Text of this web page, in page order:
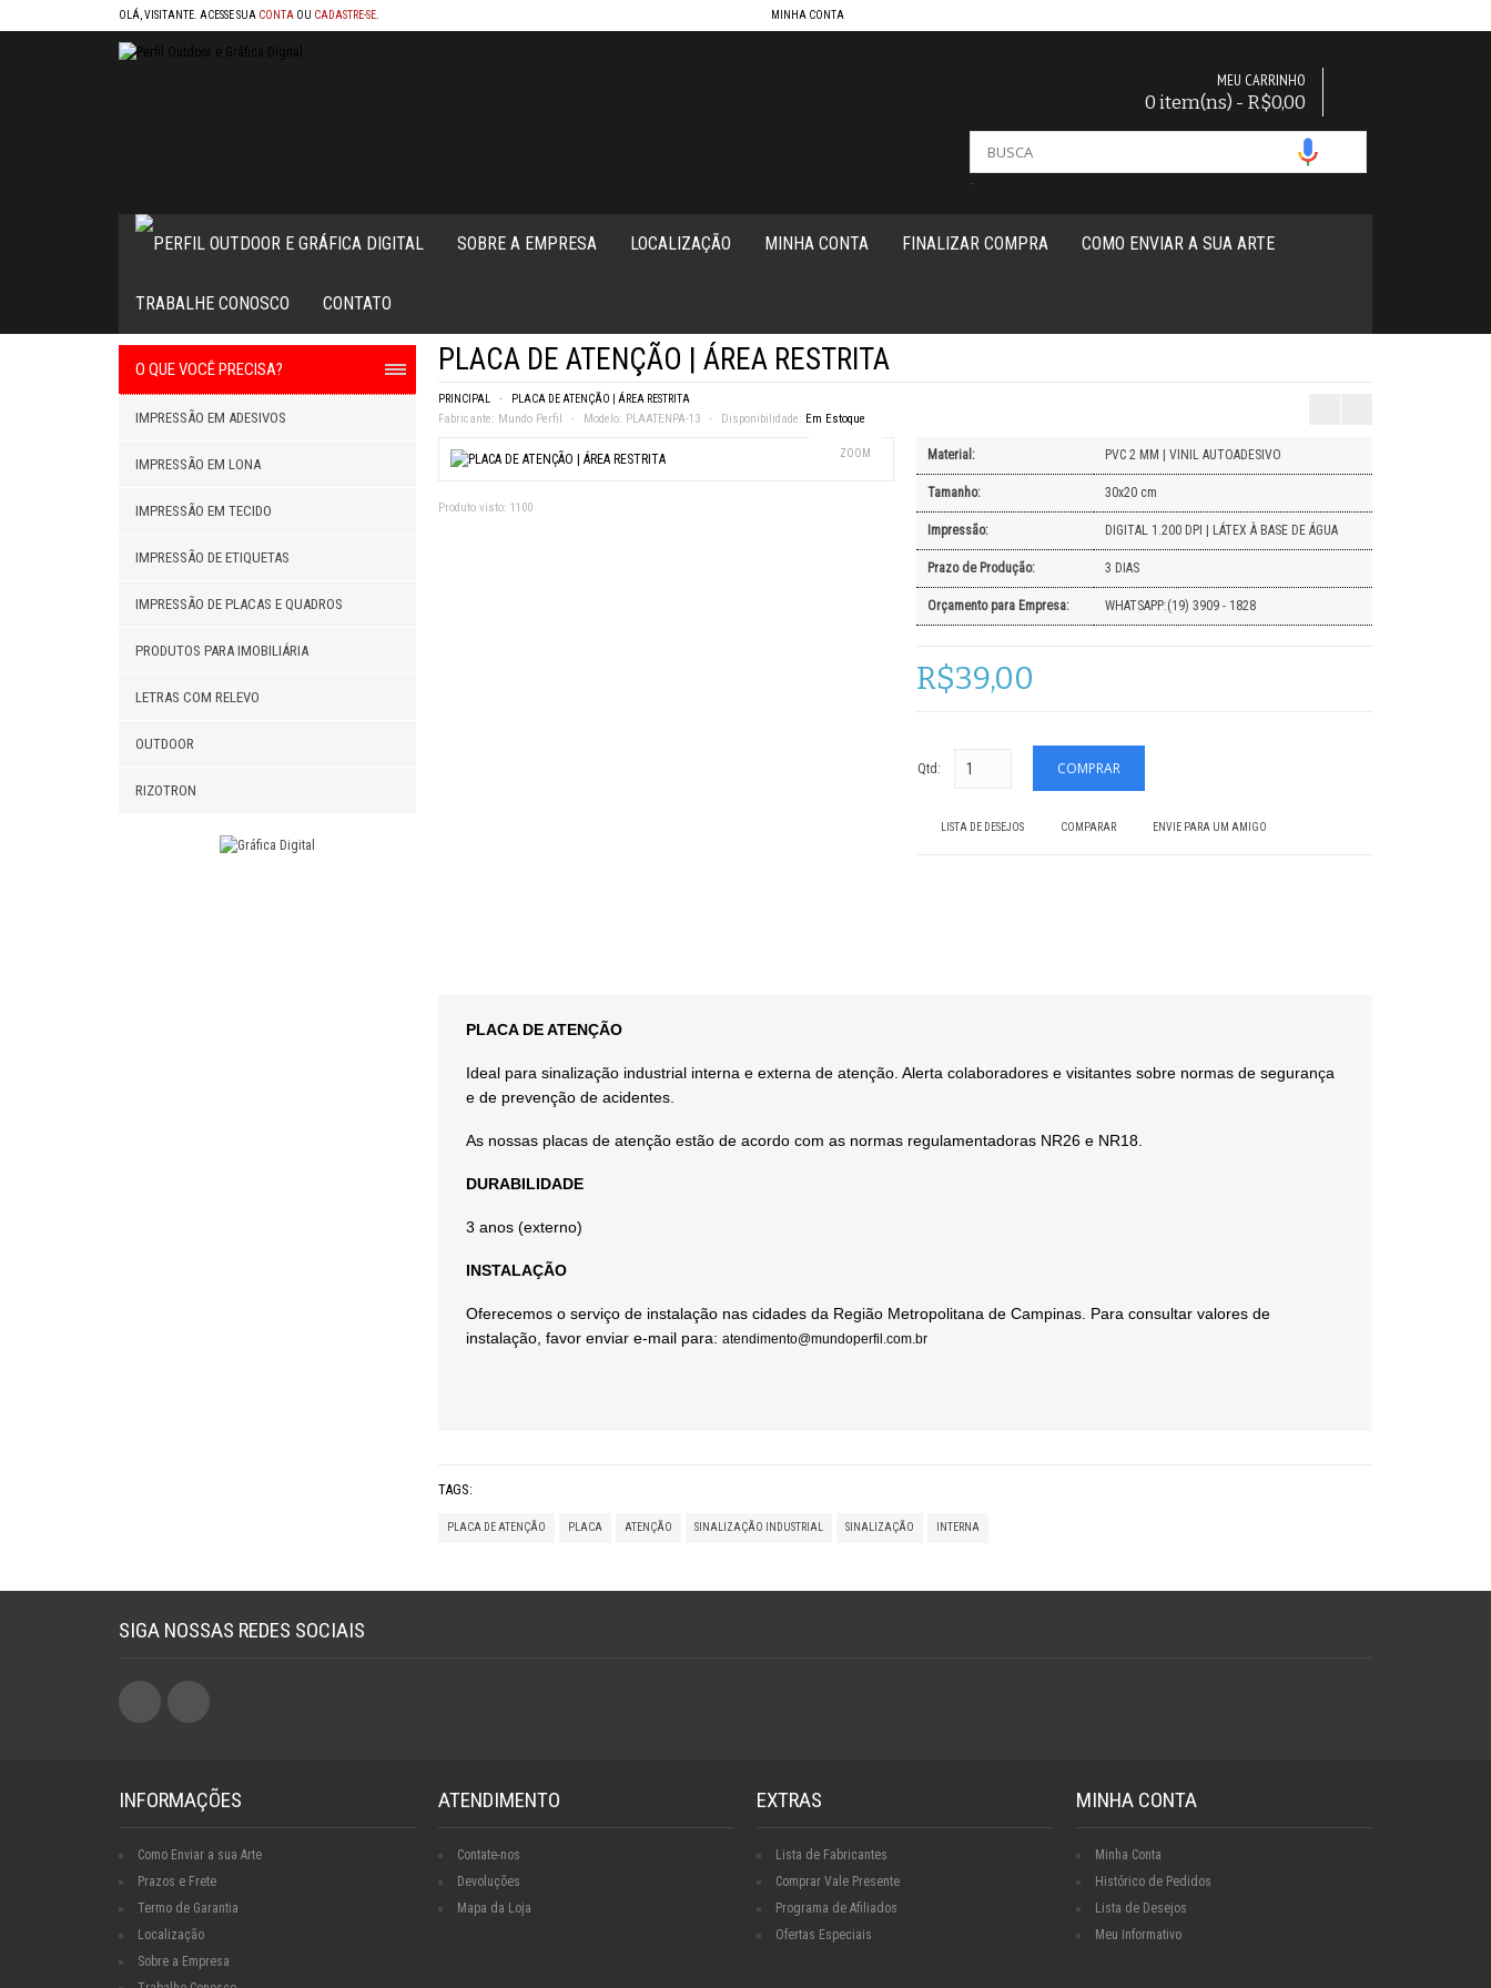
OLÁ, VISITANTE. ACESSE SUA CONTA OU CADASTRE-SE MINHA CONTA
MEU CARRINHO
0 item(ns) - R$0,00
-
SOBRE A EMPRESA LOCALIZAÇÃO MINHA CONTA FINALIZAR COMPRA COMO ENVIAR A SUA ARTE
TRABALHE CONOSCO CONTATO
O QUE VOCÊ PRECISA?
IMPRESSÃO EM ADESIVOS
IMPRESSÃO EM LONA
IMPRESSÃO EM TECIDO
IMPRESSÃO DE ETIQUETAS
IMPRESSÃO DE PLACAS E QUADROS
PRODUTOS PARA IMOBILIÁRIA
LETRAS COM RELEVO
OUTDOOR
RIZOTRON
PLACA DE ATENÇÃO | ÁREA RESTRITA
PRINCIPAL PLACA DE ATENÇÃO | ÁREA RESTRITA
Fabricante: Mundo Perfil Modelo: PLAATENPA-13 Disponibilidade: Em Estoque
ZOOM
Produto visto: 1100
Material: PVC 2 MM | VINIL AUTOADESIVO
Tamanho: 30x20 cm
Impressão: DIGITAL 1.200 DPI | LÁTEX À BASE DE ÁGUA
Prazo de Produção: 3 DIAS
Orçamento para Empresa: WHATSAPP:(19) 3909 - 1828
R$39,00
Qtd:
LISTA DE DESEJOS COMPARAR ENVIE PARA UM AMIGO
PLACA DE ATENÇÃO
Ideal para sinalização industrial interna e externa de atenção. Alerta colaboradores e visitantes sobre normas de segurança
e de prevenção de acidentes.
As nossas placas de atenção estão de acordo com as normas regulamentadoras NR26 e NR18.
DURABILIDADE
3 anos (externo)
INSTALAÇÃO
Oferecemos o serviço de instalação nas cidades da Região Metropolitana de Campinas. Para consultar valores de
instalação, favor enviar e-mail para: atendimento@mundoperfil.com.br
TAGS:
PLACA DE ATENÇÃO PLACA ATENÇÃO SINALIZAÇÃO INDUSTRIAL SINALIZAÇÃO INTERNA
SIGA NOSSAS REDES SOCIAIS
INFORMAÇÕES
Como Enviar a sua Arte
Prazos e Frete
Termo de Garantia
Localização
Sobre a Empresa
ATENDIMENTO
Contate-nos
Devoluções
Mapa da Loja
EXTRAS
Lista de Fabricantes
Comprar Vale Presente
Programa de Afiliados
Ofertas Especiais
MINHA CONTA
Minha Conta
Histórico de Pedidos
Lista de Desejos
Meu Informativo